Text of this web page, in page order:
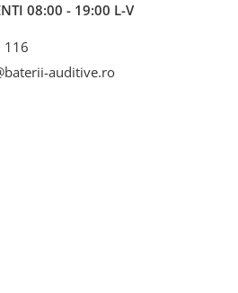
08:00 - 19:00 L-V
116
auditive.ro